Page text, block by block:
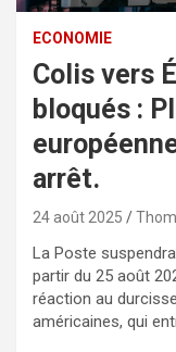
ECONOMIE
Colis vers
bloqués :
arrêt.
24 août 2025
La Poste
partir du 25 août
réaction au
américaines, qui